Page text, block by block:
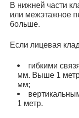
В нижней части
или межэтажное
больше.
Если лицевая
гибкими
мм. Выше 1
мм;
1 метр.